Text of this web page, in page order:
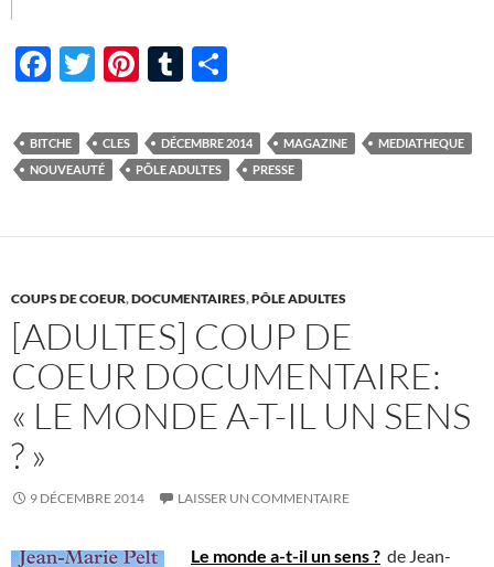
F
e
b
o
T
itt
er
Pi
er
es
T
m
bl
ta
g
BITCHE CLES DÉCEMBRE 2014 MAGAZINE
MEDIATHEQUE
NOUVEAUTÉ
PÔLE ADULTES PRESSE
COUPS DE COEUR,DOCUMENTAIRES,PÔLE ADULTES
[ADULTES] COUP DE
COEUR DOCUMENTAIRE:
« LE MONDE A-T-IL UN SENS
? »
9 DÉCEMBRE 2014 LAISSER UN COMMENTAIRE
Le monde a-t-il un sens ? de Jean-